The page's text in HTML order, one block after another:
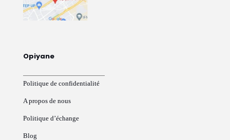
Opiyane
Politique de confidentialité
A propos de nous
Politique d’échange
Blog